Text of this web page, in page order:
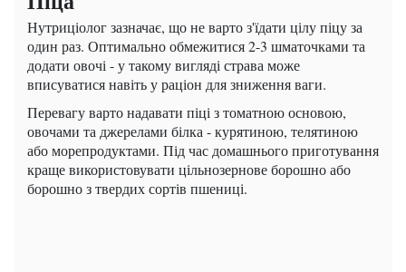
Нутриціолог зазначає, що не варто з'їдати цілу піцу за
один раз. Оптимально обмежитися 2-3 шматочками та
додати овочі - у такому вигляді страва може
вписуватися навіть у раціон для зниження ваги.
Перевагу варто надавати піці з томатною основою,
овочами та джерелами білка - курятиною, телятиною
або морепродуктами. Під час домашнього приготування
краще використовувати цільнозернове борошно або
борошно з твердих сортів пшениці.